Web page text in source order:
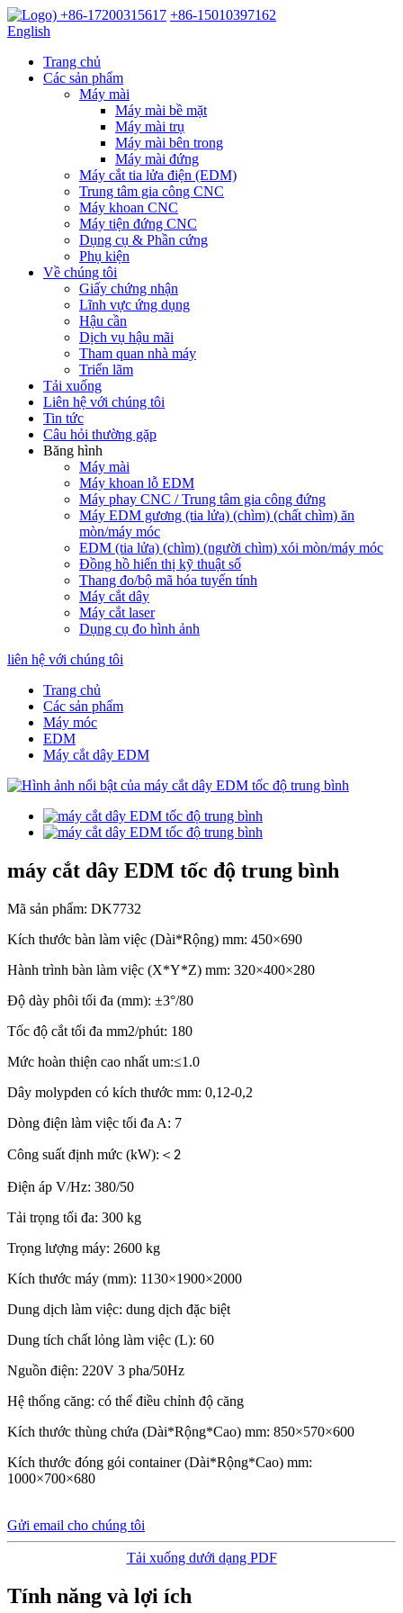
+86-17200315617 +86-15010397162
English
Trang chủ
Các sản phẩm
Máy mài
Máy mài bề mặt
Máy mài trụ
Máy mài bên trong
Máy mài đứng
Máy cắt tia lửa điện (EDM)
Trung tâm gia công CNC
Máy khoan CNC
Máy tiện đứng CNC
Dụng cụ & Phần cứng
Phụ kiện
Về chúng tôi
Giấy chứng nhận
Lĩnh vực ứng dụng
Hậu cần
Dịch vụ hậu mãi
Tham quan nhà máy
Triển lãm
Tải xuống
Liên hệ với chúng tôi
Tin tức
Câu hỏi thường gặp
Băng hình
Máy mài
Máy khoan lỗ EDM
Máy phay CNC / Trung tâm gia công đứng
Máy EDM gương (tia lửa) (chìm) (chất chìm) ăn
mòn/máy móc
EDM (tia lửa) (chìm) (người chìm) xói mòn/máy móc
Đồng hồ hiển thị kỹ thuật số
Thang đo/bộ mã hóa tuyến tính
Máy cắt dây
Máy cắt laser
Dụng cụ đo hình ảnh
liên hệ với chúng tôi
Trang chủ
Các sản phẩm
Máy móc
EDM
Máy cắt dây EDM
máy cắt dây EDM tốc độ trung bình
Mã sản phẩm: DK7732
Kích thước bàn làm việc (Dài*Rộng) mm: 450×690
Hành trình bàn làm việc (X*Y*Z) mm: 320×400×280
Độ dày phôi tối đa (mm): ±3°/80
Tốc độ cắt tối đa mm2/phút: 180
Mức hoàn thiện cao nhất um:≤1.0
Dây molypden có kích thước mm: 0,12-0,2
Dòng điện làm việc tối đa A: 7
Công suất định mức (kW): ＜ 2
Điện áp V/Hz: 380/50
Tải trọng tối đa: 300 kg
Trọng lượng máy: 2600 kg
Kích thước máy (mm): 1130×1900×2000
Dung dịch làm việc: dung dịch đặc biệt
Dung tích chất lỏng làm việc (L): 60
Nguồn điện: 220V 3 pha/50Hz
Hệ thống căng: có thể điều chỉnh độ căng
Kích thước thùng chứa (Dài*Rộng*Cao) mm: 850×570×600
Kích thước đóng gói container (Dài*Rộng*Cao) mm:
1000×700×680
Gửi email cho chúng tôi
Tải xuống dưới dạng PDF
Tính năng và lợi ích